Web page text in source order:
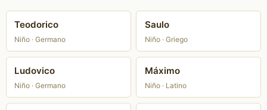
Teodorico
Niño · Germano
Saulo
Niño · Griego
Ludovico
Niño · Germano
Máximo
Niño · Latino